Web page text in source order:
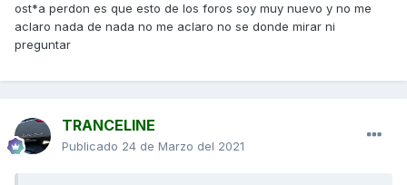
ost*a perdon es que esto de los foros soy muy nuevo y no me
aclaro nada de nada no me aclaro no se donde mirar ni
preguntar
TRANCELINE
Publicado 24 de Marzo del 2021